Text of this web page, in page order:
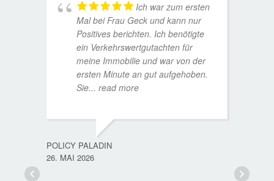
Ich war zum ersten
Mal bei Frau Geck und kann nur
Positives berichten. Ich benötigte
ein Verkehrswertgutachten für
meine Immobilie und war von der
ersten Minute an gut aufgehoben.
Sie... read more
POLICY PALADIN
26. MAI 2026